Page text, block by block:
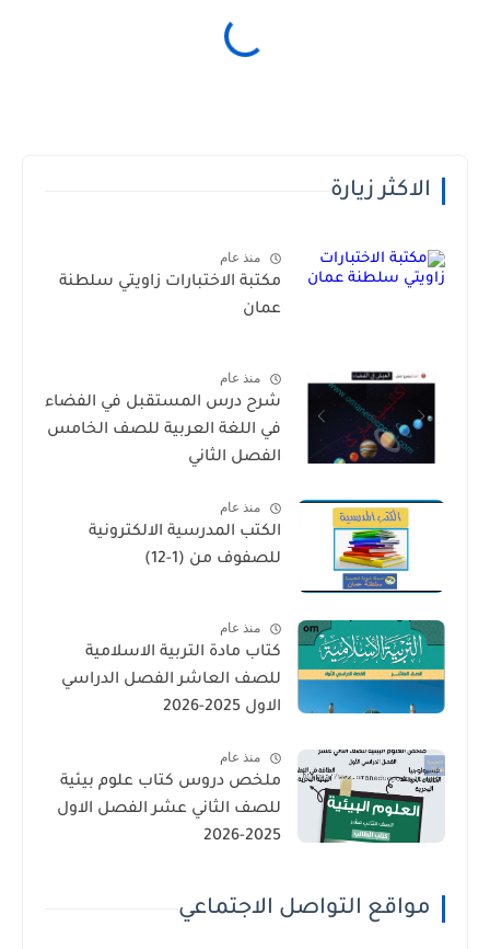
الاكثر زيارة
منذ عام
مكتبة الاختبارات زاويتي سلطنة
عمان
منذ عام
شرح درس المستقبل في الفضاء
في اللغة العربية للصف الخامس
الفصل الثاني
منذ عام
الكتب المدرسية الالكترونية
للصفوف من (1-12)
منذ عام
كتاب مادة التربية الاسلامية
للصف العاشر الفصل الدراسي
الاول 2025-2026
منذ عام
ملخص دروس كتاب علوم بيئية
للصف الثاني عشر الفصل الاول
2025-2026
مواقع التواصل الاجتماعي